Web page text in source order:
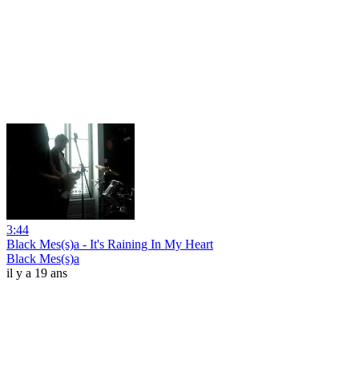
3:44
Black Mes(s)a - It's Raining In My Heart
Black Mes(s)a
il y a 19 ans